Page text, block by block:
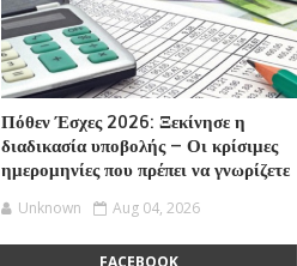
Πόθεν Έσχες 2026: Ξεκίνησε η
διαδικασία υποβολής – Οι κρίσιμες
ημερομηνίες που πρέπει να γνωρίζετε
Unknown Aug 04, 2026